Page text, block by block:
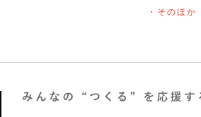
・そのほか